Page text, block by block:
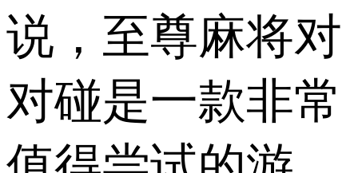
说，至尊麻将对
对碰是一款非常